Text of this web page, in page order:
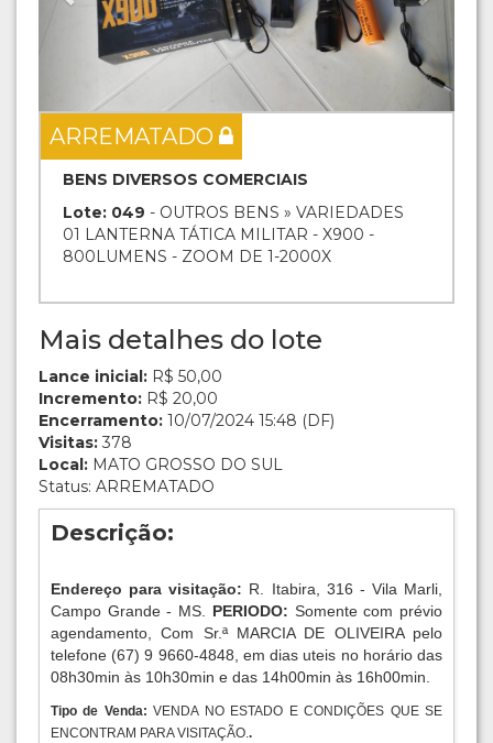
ARREMATADO
BENS DIVERSOS COMERCIAIS
Lote: 049 - OUTROS BENS » VARIEDADES
01 LANTERNA TÁTICA MILITAR - X900 -
800LUMENS - ZOOM DE 1-2000X
Mais detalhes do lote
Lance inicial: R$ 50,00
Incremento: R$ 20,00
Encerramento: 10/07/2024 15:48 (DF)
Visitas: 378
Local: MATO GROSSO DO SUL
Status: ARREMATADO
Descrição:
Endereço para visitação: R. Itabira, 316 - Vila Marli,
Campo Grande - MS. PERIODO: Somente com prévio
agendamento, Com Sr.ª MARCIA DE OLIVEIRA pelo
telefone (67) 9 9660-4848, em dias uteis no horário das
08h30min às 10h30min e das 14h00min às 16h00min.
Tipo de Venda:VENDA NO ESTADO E CONDIÇÕES QUE SE
ENCONTRAM PARA VISITAÇÃO..